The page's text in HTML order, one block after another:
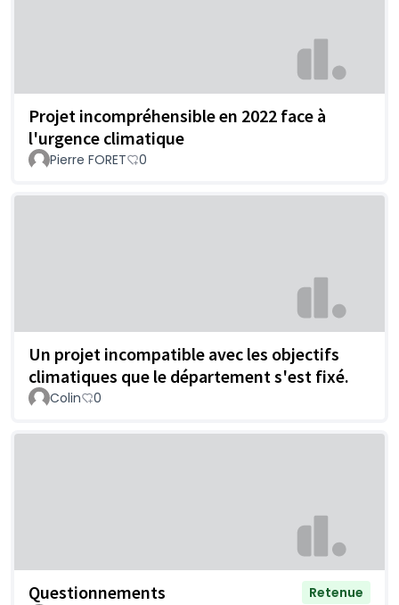
Projet incompréhensible en 2022 face à
l'urgence climatique
Pierre FORET 0
Un projet incompatible avec les objectifs
climatiques que le département s'est fixé.
Colin 0
Questionnements
Retenue